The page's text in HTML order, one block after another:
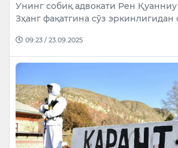
Унинг собиқ адвокати Рен
Зҳанг фақатгина сўз эркинлигидан
09:23 / 23.09.2025